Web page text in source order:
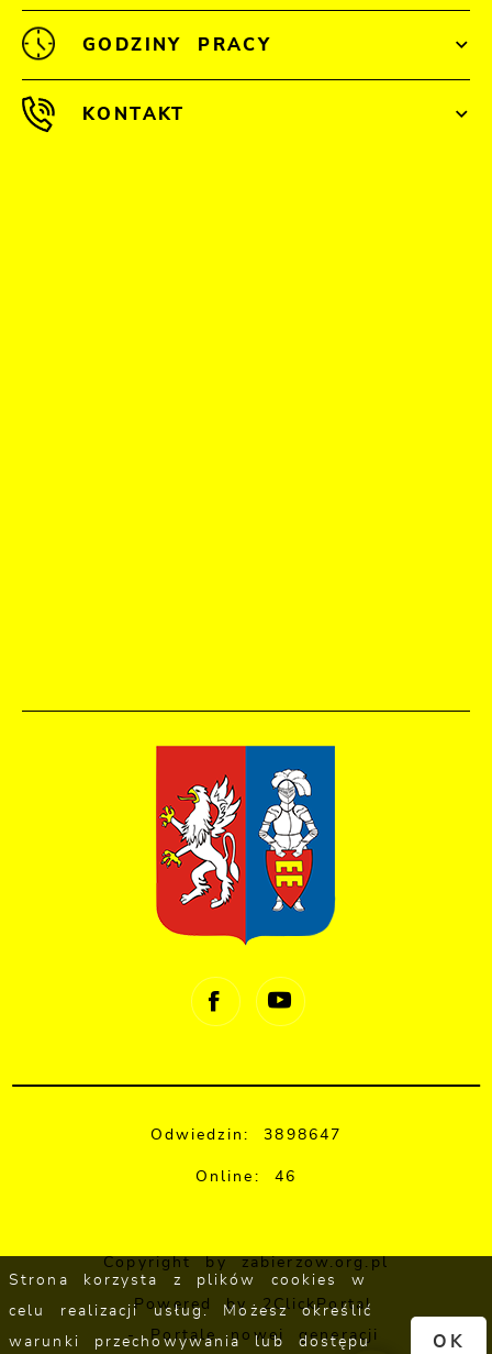
GODZINY PRACY
KONTAKT
Odwiedzin: 3898647
Online: 46
Copyright by zabierzow.org.pl
Powered by 2ClickPortal
- Portale nowej generacji
Strona korzysta z plików cookies w
celu realizacji usług. Możesz określić
warunki przechowywania lub dostępu
OK